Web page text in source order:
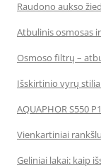
Raudono aukso
Atbulinis osmosas
Osmoso filtrų –
Išskirtinio vyrų
AQUAPHOR S550
Vienkartiniai
Geliniai lakai: kaip